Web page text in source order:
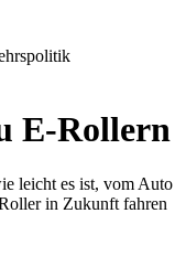
E-Rollern
leicht es ist, vom Auto
in Zukunft fahren